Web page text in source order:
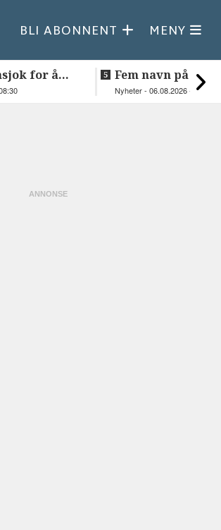
BLI ABONNENT MENY
for å
Anders
Fem navn på
til toppjobben i
Nyheter - 06.08.2026 - 15:03